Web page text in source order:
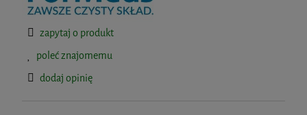
zapytaj o produkt
poleć znajomemu
dodaj opinię